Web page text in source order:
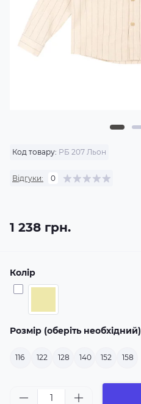
Код товару: РБ 207 Льон
Відгуки: 0
1 238 грн.
Колір
Розмір (оберіть необхідний)
116 122 128 140 152 158